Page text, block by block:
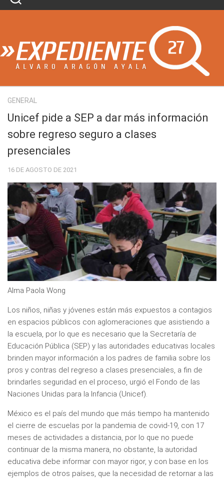
Skip
GENERAL
Unicef pide a SEP a dar más información
sobre regreso seguro a clases
presenciales
16 DE AGOSTO DE 2021
Alma Paola Wong
Los niños, niñas y jóvenes están más expuestos a contagios
en espacios públicos con aglomeraciones que asistiendo a
la escuela, por lo que es necesario que la Secretaría de
Educación Pública (SEP) y las autoridades educativas locales
brinden mayor información a los padres de familia sobre los
pros y contras del regreso a clases presenciales, a fin de
brindarles seguridad en el proceso, urgió el Fondo de las
Naciones Unidas para la Infancia (Unicef).
México es el país del mundo que más tiempo ha mantenido
el cierre de escuelas por la pandemia de covid-19, con 17
meses de actividades a distancia, por lo que no puede
continuar de la misma manera, no obstante, la autoridad
educativa debe informar con mayor rigor, y con base en los
ejemplos de otros países, que la necesidad de retornar a las